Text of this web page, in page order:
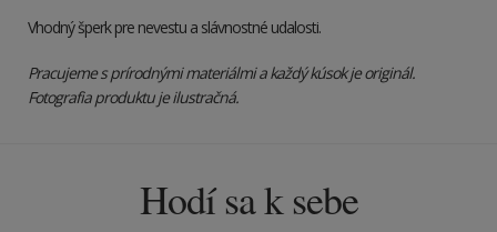
Vhodný šperk pre nevestu a slávnostné udalosti.
Pracujeme s prírodnými materiálmi a každý kúsok je originál.
Fotografia produktu je ilustračná.
Hodí sa k sebe